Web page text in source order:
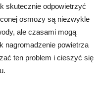
skutecznie odpowietrzyć
osmozy są niezwykle
ale czasami mogą
nagromadzenie powietrza
ten problem i cieszyć się